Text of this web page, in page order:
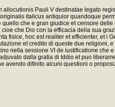
Pauli V destinatae legato
italicus antiquior quandoque
che e gran giudice et censore delle
che Dio con la efficacia della sua
hoc est realiter et efficienter, et
et credito di queste due
nella sessione VI de iustificatione
dalla gratia di Iddio et puo
difinito alcuni questioni o